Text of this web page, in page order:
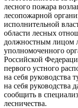
лесного пожара
лесопожарной
исполнительной
области лесных
должностным лицом
уполномоченного
Российской
первого устного
на себя руководства
на себя руководства
сообщить в
лесничества.